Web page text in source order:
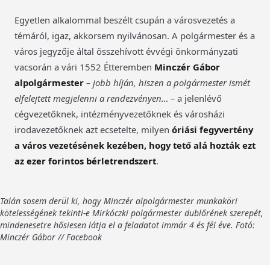
Egyetlen alkalommal beszélt csupán a városvezetés a
témáról, igaz, akkorsem nyilvánosan. A polgármester és a
város jegyzője által összehívott évvégi önkormányzati
vacsorán a vári 1552 Étteremben Minczér Gábor
alpolgármester – jobb híján, hiszen a polgármester ismét
elfelejtett megjelenni a rendezvényen… – a jelenlévő
cégvezetőknek, intézményvezetőknek és városházi
irodavezetőknek azt ecsetelte, milyen óriási fegyvertény
a város vezetésének kezében, hogy tető alá hozták ezt
az ezer forintos bérletrendszert.
Talán sosem derül ki, hogy Minczér alpolgármester munkaköri
kötelességének tekinti-e Mirkóczki polgármester dublőrének szerepét,
mindenesetre hősiesen látja el a feladatot immár 4 és fél éve. Fotó:
Minczér Gábor // Facebook